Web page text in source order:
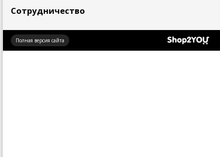
Сотрудничество
Полная версия сайта